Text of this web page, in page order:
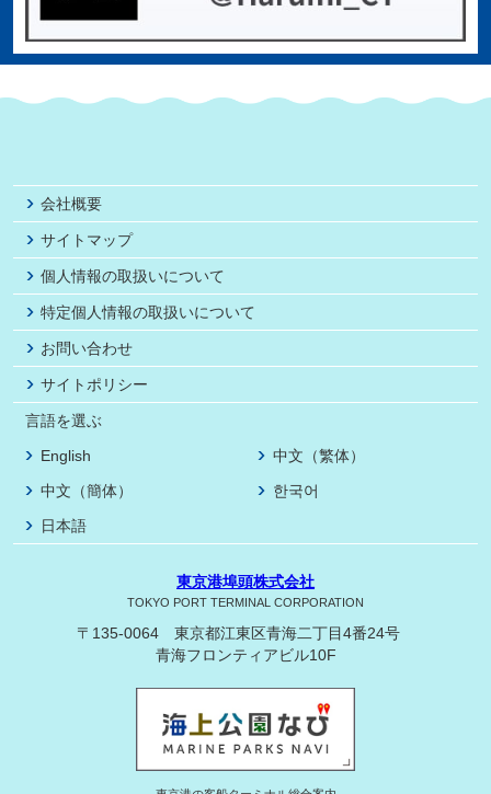
会社概要
サイトマップ
個人情報の取扱いについて
特定個人情報の取扱いについて
お問い合わせ
サイトポリシー
言語を選ぶ
English
中文（繁体）
中文（簡体）
한국어
日本語
東京港埠頭株式会社
TOKYO PORT TERMINAL CORPORATION
〒135-0064 東京都江東区青海二丁目4番24号
青海フロンティアビル10F